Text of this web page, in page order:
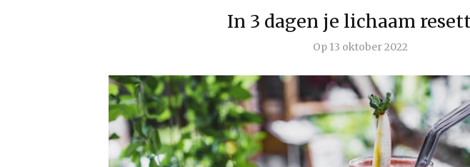
In 3 dagen je lichaam
Op13 oktober 2022